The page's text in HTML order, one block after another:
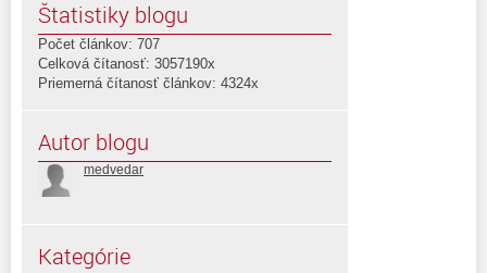
Štatistiky blogu
Počet článkov: 707
Celková čítanosť: 3057190x
Priemerná čítanosť článkov: 4324x
Autor blogu
medvedar
Kategórie